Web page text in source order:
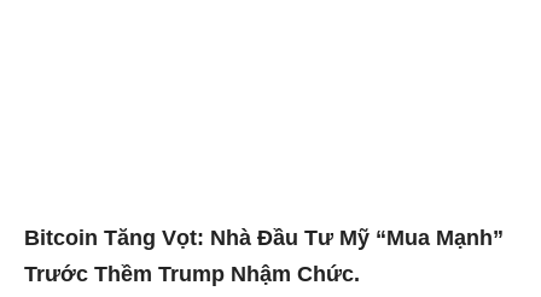
Bitcoin Tăng Vọt: Nhà Đầu Tư Mỹ “Mua Mạnh”
Trước Thềm Trump Nhậm Chức.